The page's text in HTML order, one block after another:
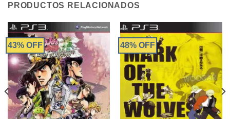
PRODUCTOS RELACIONADOS
43% OFF 48% OFF